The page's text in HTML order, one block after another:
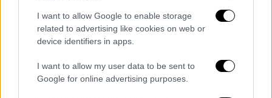
I want to allow Google to enable storage
related to advertising like cookies on web or
device identifiers in apps.
I want to allow my user data to be sent to
Google for online advertising purposes.
να τους προμηθεύουν τρόφιμα, νερό και να
τους αφήνουν να φύγουν προς την
Επιπλέον, ο Άλμπερτσυνεργάστηκε με την